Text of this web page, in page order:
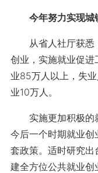
今年努力实现城
从省人社厅获悉
创业，实施就业促
业85万人以上，失
业10万人。
实施更加积极的
今后一个时期就业
套政策。适时研究
建全方位公共就业创